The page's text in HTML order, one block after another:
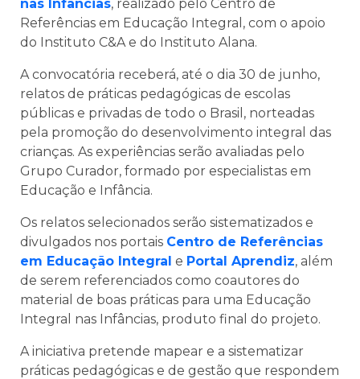
nas Infâncias, realizado pelo Centro de
Referências em Educação Integral, com o apoio
do Instituto C&A e do Instituto Alana.
A convocatória receberá, até o dia 30 de junho,
relatos de práticas pedagógicas de escolas
públicas e privadas de todo o Brasil, norteadas
pela promoção do desenvolvimento integral das
crianças. As experiências serão avaliadas pelo
Grupo Curador, formado por especialistas em
Educação e Infância.
Os relatos selecionados serão sistematizados e
divulgados nos portais Centro de Referências
em Educação Integral e Portal Aprendiz, além
de serem referenciados como coautores do
material de boas práticas para uma Educação
Integral nas Infâncias, produto final do projeto.
A iniciativa pretende mapear e a sistematizar
práticas pedagógicas e de gestão que respondem